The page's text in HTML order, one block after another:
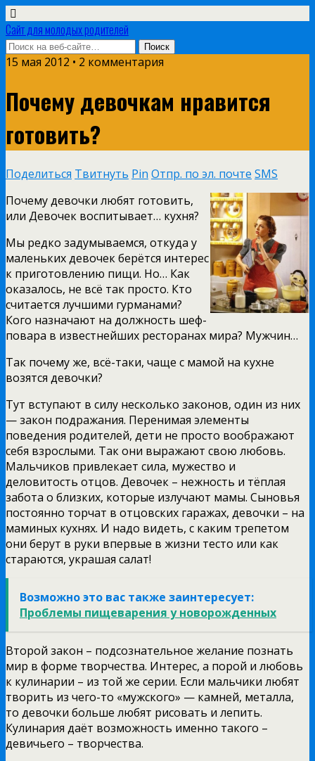
Сайт для молодых родителей
15 мая 2012 • 2 комментария
Почему девочкам нравится
готовить?
Поделиться Твитнуть Pin Отпр. по эл. почте SMS
Почему девочки любят готовить,
или Девочек воспитывает… кухня?
Мы редко задумываемся, откуда у
маленьких девочек берётся интерес
к приготовлению пищи. Но… Как
оказалось, не всё так просто. Кто
считается лучшими гурманами?
Кого назначают на должность шеф-
повара в известнейших ресторанах мира? Мужчин…
Так почему же, всё-таки, чаще с мамой на кухне
возятся девочки?
Тут вступают в силу несколько законов, один из них
— закон подражания. Перенимая элементы
поведения родителей, дети не просто воображают
себя взрослыми. Так они выражают свою любовь.
Мальчиков привлекает сила, мужество и
деловитость отцов. Девочек – нежность и тёплая
забота о близких, которые излучают мамы. Сыновья
постоянно торчат в отцовских гаражах, девочки – на
маминых кухнях. И надо видеть, с каким трепетом
они берут в руки впервые в жизни тесто или как
стараются, украшая салат!
Возможно это вас также заинтересует:
Проблемы пищеварения у новорожденных
Второй закон – подсознательное желание познать
мир в форме творчества. Интерес, а порой и любовь
к кулинарии – из той же серии. Если мальчики любят
творить из чего-то «мужского» — камней, металла,
то девочки больше любят рисовать и лепить.
Кулинария даёт возможность именно такого –
девичьего – творчества.